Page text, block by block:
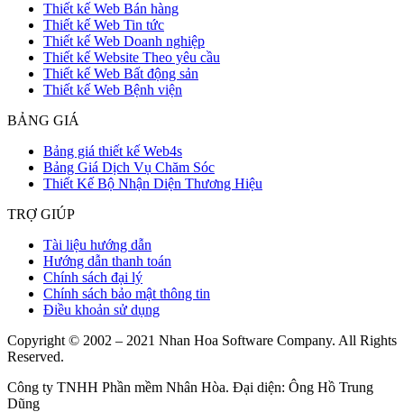
Thiết kế Web Bán hàng
Thiết kế Web Tin tức
Thiết kế Web Doanh nghiệp
Thiết kế Website Theo yêu cầu
Thiết kế Web Bất động sản
Thiết kế Web Bệnh viện
BẢNG GIÁ
Bảng giá thiết kế Web4s
Bảng Giá Dịch Vụ Chăm Sóc
Thiết Kế Bộ Nhận Diện Thương Hiệu
TRỢ GIÚP
Tài liệu hướng dẫn
Hướng dẫn thanh toán
Chính sách đại lý
Chính sách bảo mật thông tin
Điều khoản sử dụng
Copyright © 2002 – 2021 Nhan Hoa Software Company. All Rights
Reserved.
Công ty TNHH Phần mềm Nhân Hòa. Đại diện: Ông Hồ Trung
Dũng